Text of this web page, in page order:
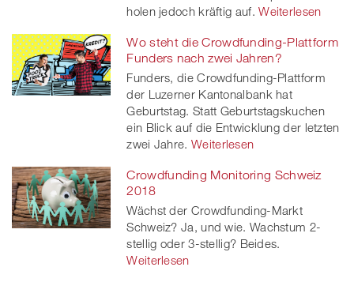
holen jedoch kräftig auf. Weiterlesen
Wo steht die Crowdfunding-Plattform
Funders nach zwei Jahren?
Funders, die Crowdfunding-Plattform
der Luzerner Kantonalbank hat
Geburtstag. Statt Geburtstagskuchen
ein Blick auf die Entwicklung der letzten
zwei Jahre. Weiterlesen
Crowdfunding Monitoring Schweiz
2018
Wächst der Crowdfunding-Markt
Schweiz? Ja, und wie. Wachstum 2-
stellig oder 3-stellig? Beides.
Weiterlesen